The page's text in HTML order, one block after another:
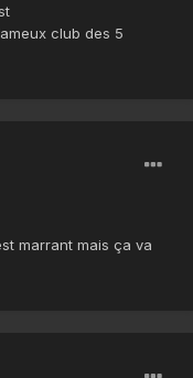
club des 5
marrant mais ça va